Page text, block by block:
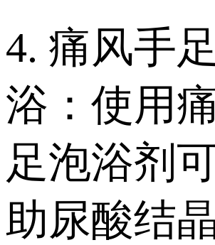
4. 痛风手
浴：使用
足泡浴剂
助尿酸结